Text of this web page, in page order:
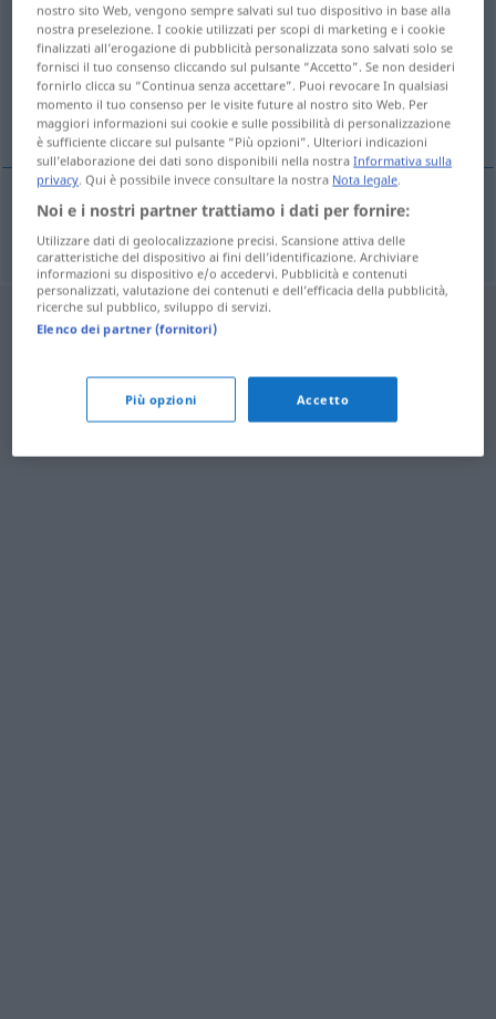
Panoramica di tutte le traduzion
(Fai clic sulla/Tocca traduzione per maggiori dettagli)
potsherd
potsherd Topfscherbe
nostro sito Web, vengono sempre salvati sul tuo dispositivo in base alla
nostra preselezione. I cookie utilizzati per scopi di marketing e i cookie
finalizzati all’erogazione di pubblicità personalizzata sono salvati solo se
fornisci il tuo consenso cliccando sul pulsante “Accetto”. Se non desideri
fornirlo clicca su “Continua senza accettare”. Puoi revocare In qualsiasi
momento il tuo consenso per le visite future al nostro sito Web. Per
maggiori informazioni sui cookie e sulle possibilità di personalizzazione
è sufficiente cliccare sul pulsante “Più opzioni”. Ulteriori indicazioni
sull’elaborazione dei dati sono disponibili nella nostraInformativa sulla
privacy. Qui è possibile invece consultare la nostra Nota legale.
Noi e i nostri partner trattiamo i dati per fornire:
Utilizzare dati di geolocalizzazione precisi. Scansione attiva delle
caratteristiche del dispositivo ai fini dell’identificazione. Archiviare
informazioni su dispositivo e/o accedervi. Pubblicità e contenuti
personalizzati, valutazione dei contenuti e dell’efficacia della pubblicità,
ricerche sul pubblico, sviluppo di servizi.
Elenco dei partner (fornitori)
Più opzioni Accetto